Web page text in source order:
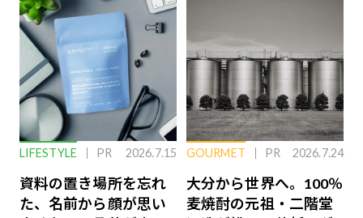
LIFESTYLE PR 2026.7.15
資料の置き場所を忘れ
た、名前から顔が思い
GOURMET PR 2026.7.24
大分から世界へ。100％
麦焼酎の元祖・二階堂